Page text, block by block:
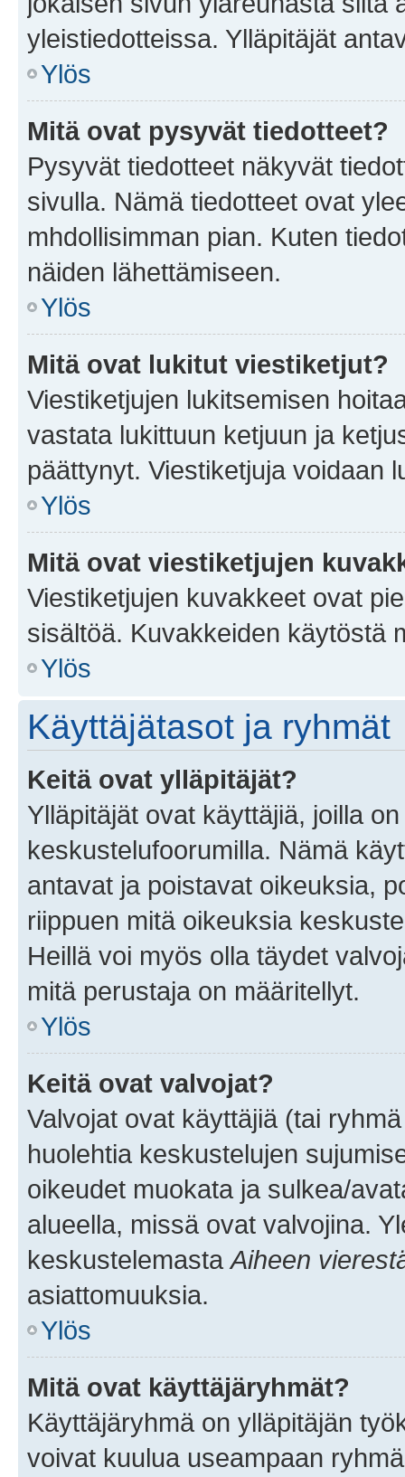
yleistiedotteissa. Ylläpitäjät
Ylös
Mitä ovat pysyvät tiedotteet?
Pysyvät tiedotteet näkyvät
sivulla. Nämä tiedotteet ovat
mhdollisimman pian. Kuten
näiden lähettämiseen.
Ylös
Mitä ovat lukitut viestiketjut?
Viestiketjujen lukitsemisen
vastata lukittuun ketjuun ja
päättynyt. Viestiketjuja voidaan
Ylös
Mitä ovat viestiketjujen
Viestiketjujen kuvakkeet ovat
sisältöä. Kuvakkeiden käytöstä
Ylös
Käyttäjätasot ja ryhmät
Keitä ovat ylläpitäjät?
Ylläpitäjät ovat käyttäjiä, joilla
keskustelufoorumilla. Nämä
antavat ja poistavat oikeuksia,
riippuen mitä oikeuksia
Heillä voi myös olla täydet
mitä perustaja on määritellyt.
Ylös
Keitä ovat valvojat?
Valvojat ovat käyttäjiä (tai
huolehtia keskustelujen
oikeudet muokata ja sulkea/
alueella, missä ovat valvojina.
keskustelemasta Aiheen
asiattomuuksia.
Ylös
Mitä ovat käyttäjäryhmät?
Käyttäjäryhmä on ylläpitäjän
voivat kuulua useampaan